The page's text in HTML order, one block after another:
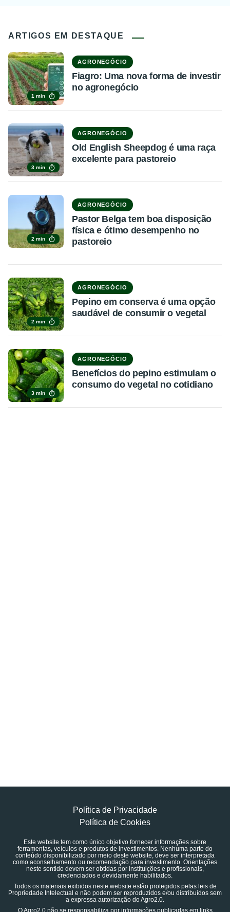
ARTIGOS EM DESTAQUE
1 min
AGRONEGÓCIO
Fiagro: Uma nova forma de investir
no agronegócio
3 min
AGRONEGÓCIO
Old English Sheepdog é uma raça
excelente para pastoreio
2 min
AGRONEGÓCIO
Pastor Belga tem boa disposição
física e ótimo desempenho no
pastoreio
2 min
AGRONEGÓCIO
Pepino em conserva é uma opção
saudável de consumir o vegetal
3 min
AGRONEGÓCIO
Benefícios do pepino estimulam o
consumo do vegetal no cotidiano
Política de Privacidade
Política de Cookies
Este website tem como único objetivo fornecer informações sobre
ferramentas, veículos e produtos de investimentos. Nenhuma parte do
conteúdo disponibilizado por meio deste website, deve ser interpretada
como aconselhamento ou recomendação para investimento. Orientações
neste sentido devem ser obtidas por instituições e profissionais,
credenciados e devidamente habilitados.
Todos os materiais exibidos neste website estão protegidos pelas leis de
Propriedade Intelectual e não podem ser reproduzidos e/ou distribuídos sem
a expressa autorização do Agro2.0.
O Agro2.0 não se responsabiliza por informações publicadas em links